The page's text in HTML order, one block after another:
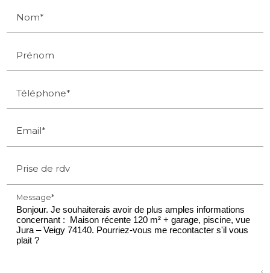
Nom*
Prénom
Téléphone*
Email*
Prise de rdv
Message*